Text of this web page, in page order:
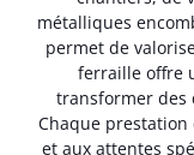
métalliques
permet de
ferraille offre
transformer des
Chaque
et aux attentes